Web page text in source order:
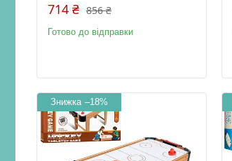
856 ₴
714 ₴
Готово до відправки
–18%